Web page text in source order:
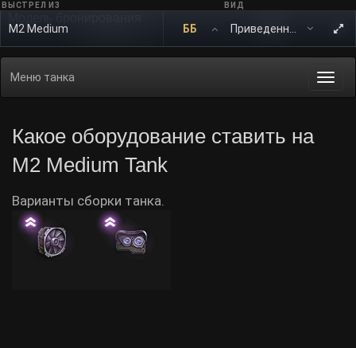
ВЫСТРЕЛ ИЗ
M2 Medium ББ
ВИД
Меню танка
Какое оборудование ставить на
M2 Medium Tank
Варианты сборки танка.